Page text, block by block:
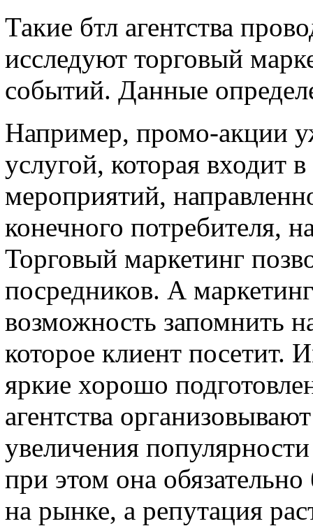
Такие бтл агентства
исследуют торговый
событий. Данные
Например, промо-акции
услугой, которая входит
мероприятий,
конечного потребителя,
Торговый маркетинг
посредников. А
возможность запомнить
которое клиент посетит.
яркие хорошо
агентства
увеличения
при этом она
на рынке, а репутация